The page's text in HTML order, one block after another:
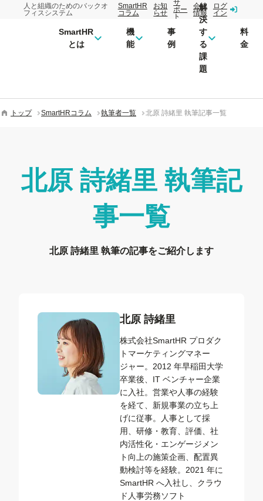
人と組織のためのバックオ
フィスシステム
SmartHR
コラム
お知
らせ
サ
ポー
ト
会社
情報
ログ
イン
SmartHR
とは
機
能
事
例
解
決
す
る
課
題
料
金
トップ SmartHRコラム 執筆者一覧 北原 詩緒里 執筆記事一覧
北原 詩緒里 執筆記
事一覧
北原 詩緒里 執筆の記事をご紹介します
北原 詩緒里
株式会社SmartHR プロダク
トマーケティングマネー
ジャー。2012 年早稲田大学
卒業後、IT ベンチャー企業
に入社。営業や人事の経験
を経て、新規事業の立ち上
げに従事。人事として採
用、研修・教育、評価、社
内活性化・エンゲージメン
ト向上の施策企画、配置異
動検討等を経験。2021 年に
SmartHR へ入社し、クラウ
ド人事労務ソフト